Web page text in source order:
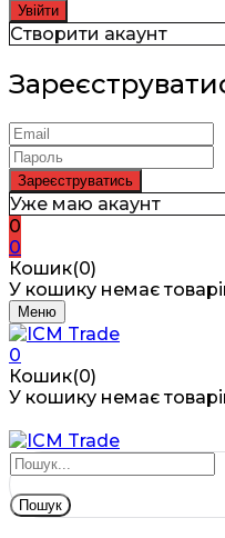
Створити акаунт
Уже маю акаунт
0
0
Кошик(0)
У кошику немає
Меню
0
Кошик(0)
У кошику немає
Пошук